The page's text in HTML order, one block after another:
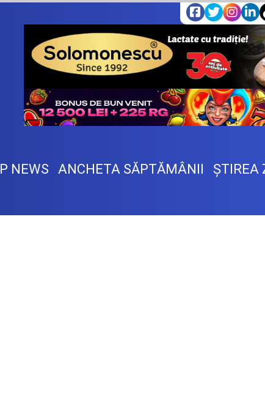
NEWS ANCHETA SĂPTĂMÂNII ŞTIREA